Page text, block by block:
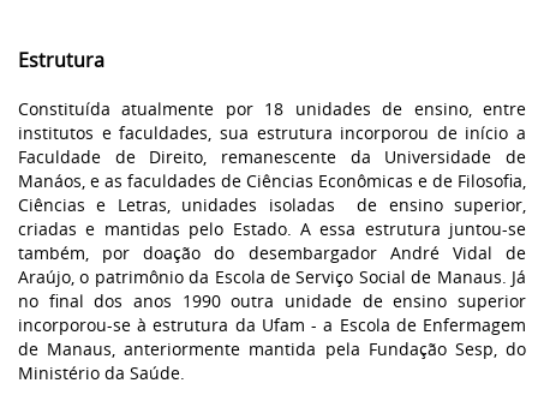
Estrutura
Constituída atualmente por 18 unidades de ensino, entre
institutos e faculdades, sua estrutura incorporou de início a
Faculdade de Direito, remanescente da Universidade de
Manáos, e as faculdades de Ciências Econômicas e de Filosofia,
Ciências e Letras, unidades isoladas de ensino superior,
criadas e mantidas pelo Estado. A essa estrutura juntou-se
também, por doação do desembargador André Vidal de
Araújo, o patrimônio da Escola de Serviço Social de Manaus. Já
no final dos anos 1990 outra unidade de ensino superior
incorporou-se à estrutura da Ufam - a Escola de Enfermagem
de Manaus, anteriormente mantida pela Fundação Sesp, do
Ministério da Saúde.